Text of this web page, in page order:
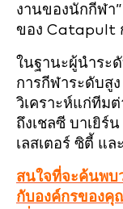
งานของนักกีฬา
ของ Catapult
ในฐานะผู้นำระ
การกีฬาระดับสู
วิเคราะห์แก่ทีม
ถึงเชลซี บาเยิร์
เลสเตอร์ ซิตี้ แล
สนใจที่จะค้นพบ
กับองค์กรของคุ